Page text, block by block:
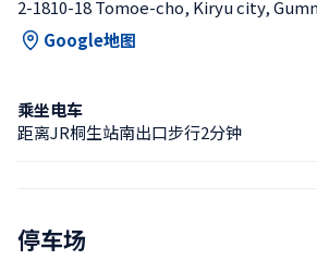
2-1810-18 Tomoe-cho, Kiryu city,
Google地图
乘坐电车
距离JR桐生站南出口步行2分钟
停车场